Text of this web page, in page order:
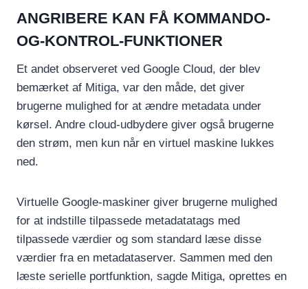
ANGRIBERE KAN FÅ KOMMANDO-
OG-KONTROL-FUNKTIONER
Et andet observeret ved Google Cloud, der blev
bemærket af Mitiga, var den måde, det giver
brugerne mulighed for at ændre metadata under
kørsel. Andre cloud-udbydere giver også brugerne
den strøm, men kun når en virtuel maskine lukkes
ned.
Virtuelle Google-maskiner giver brugerne mulighed
for at indstille tilpassede metadatatags med
tilpassede værdier og som standard læse disse
værdier fra en metadataserver. Sammen med den
læste serielle portfunktion, sagde Mitiga, oprettes en